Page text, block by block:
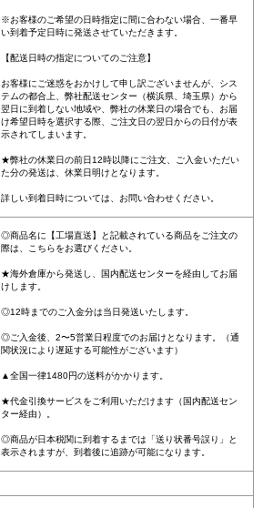
※お客様のご希望の日時指定に間に合わない場合、一番早
い到着予定日時に発送させていただきます。
【配送日時の指定についてのご注意】
お客様にご迷惑をおかけして申し訳ございませんが、シス
テムの都合上、弊社配送センター（横浜県、埼玉県）から
翌日に到着しない地域や、弊社の休業日の場合でも、お届
け希望日時を選択する際、ご注文日の翌日からの日付が表
示されてしまいます。
★弊社の休業日の前日12時以降にご注文、ご入金いただい
た分の発送は、休業日明けとなります。
詳しい到着日時については、お問い合わせください。
◎商品名に【工場直送】と記載されている商品をご注文の
際は、こちらをお選びください。
★海外倉庫から発送し、国内配送センターを経由してお届
けします。
◎12時までのご入金分は当日発送いたします。
◎ご入金後、2〜5営業日程度でのお届けとなります。（通
関状況により遅延する可能性がございます）
▲全国一律1480円の送料がかかります。
★代金引換サービスをご利用いただけます（国内配送セン
ター経由）。
◎商品が日本税関に到着するまでは「送り状番号誤り」と
表示されますが、到着後に追跡が可能になります。